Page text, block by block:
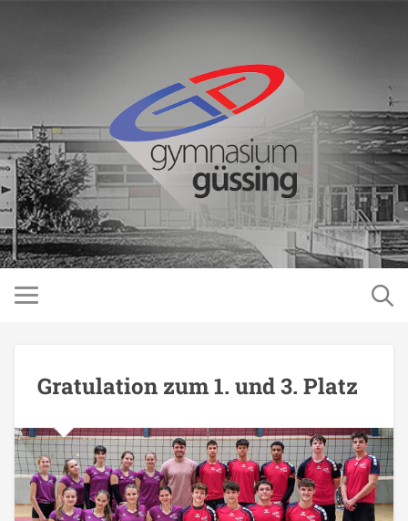
Gratulation zum 1. und 3. Platz